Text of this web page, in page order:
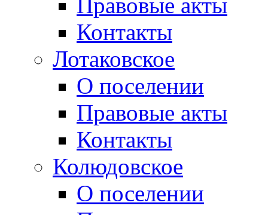
Контакты
Лотаковское
О поселении
Правовые акты
Контакты
Колюдовское
О поселении